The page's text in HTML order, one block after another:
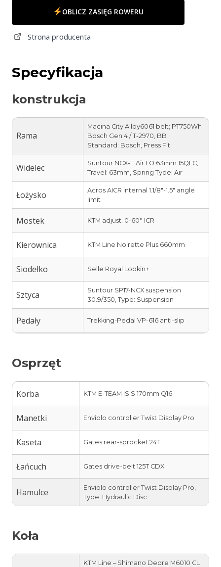
OBLICZ ZASIĘG ROWERU
Strona producenta
Specyfikacja
konstrukcja
Rama
Macina City Alloy6061 belt; PT750Wh
Bosch Gen.4 / T-2970, BB
Standard: Bosch, Press Fit
Widelec
Suntour NCX-E Air LO 63mm 15QLC,
Travel: 63mm, Spring Type: Air
Łożysko
Acros AICR internal 1.1/8″-1.5″ angle
limit
Mostek KTM adjust. 0-60° ICR
Kierownica KTM Line Noirette Plus 660mm
Siodełko Selle Royal Lookin+
Sztyca
Suntour SP17-NCX suspension
30.9/350, Type: Suspension
Pedały Trekking-Pedal VP-616 anti-slip
Osprzęt
Korba KTM E-TEAM ISIS 170mm Q16
Manetki Enviolo controller Twist Display Pro
Kaseta Gates rear-sprocket 24T
Łańcuch Gates drive-belt 125T CDX
Hamulce
Enviolo controller Twist Display Pro,
Type: Hydraulic Disc
Koła
KTM Line – Shimano Deore M6010 CL